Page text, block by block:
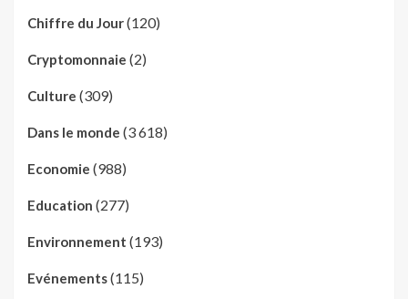
Chiffre du Jour(120)
Cryptomonnaie (2)
Culture (309)
Dans le monde (3 618)
Economie (988)
Education (277)
Environnement (193)
Evénements(115)